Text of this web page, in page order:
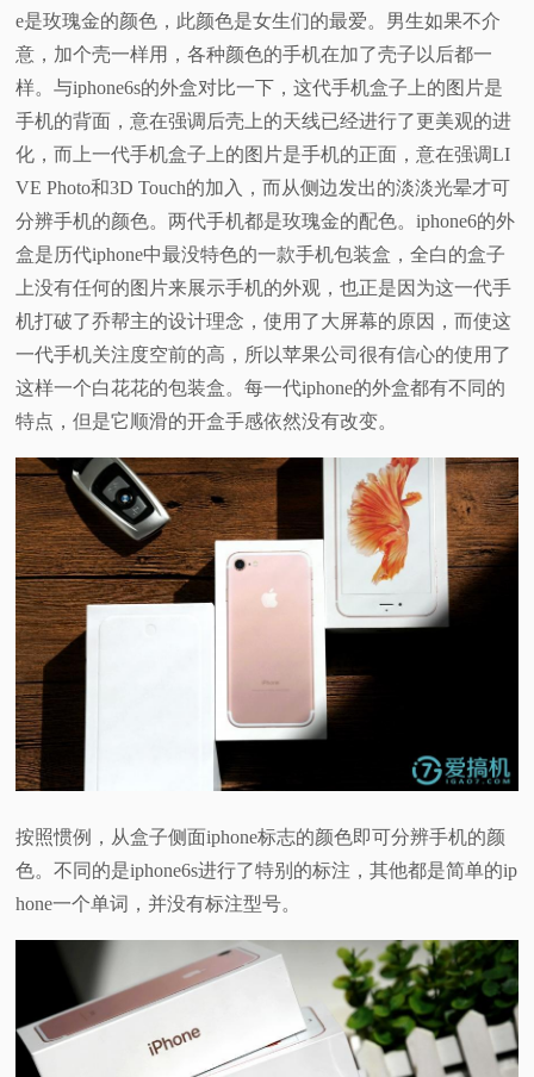
e是玫瑰金的颜色，此颜色是女生们的最爱。男生如果不介
意，加个壳一样用，各种颜色的手机在加了壳子以后都一
样。与iphone6s的外盒对比一下，这代手机盒子上的图片是
手机的背面，意在强调后壳上的天线已经进行了更美观的进
化，而上一代手机盒子上的图片是手机的正面，意在强调LI
VE Photo和3D Touch的加入，而从侧边发出的淡淡光晕才可
分辨手机的颜色。两代手机都是玫瑰金的配色。iphone6的外
盒是历代iphone中最没特色的一款手机包装盒，全白的盒子
上没有任何的图片来展示手机的外观，也正是因为这一代手
机打破了乔帮主的设计理念，使用了大屏幕的原因，而使这
一代手机关注度空前的高，所以苹果公司很有信心的使用了
这样一个白花花的包装盒。每一代iphone的外盒都有不同的
特点，但是它顺滑的开盒手感依然没有改变。
按照惯例，从盒子侧面iphone标志的颜色即可分辨手机的颜
色。不同的是iphone6s进行了特别的标注，其他都是简单的ip
hone一个单词，并没有标注型号。